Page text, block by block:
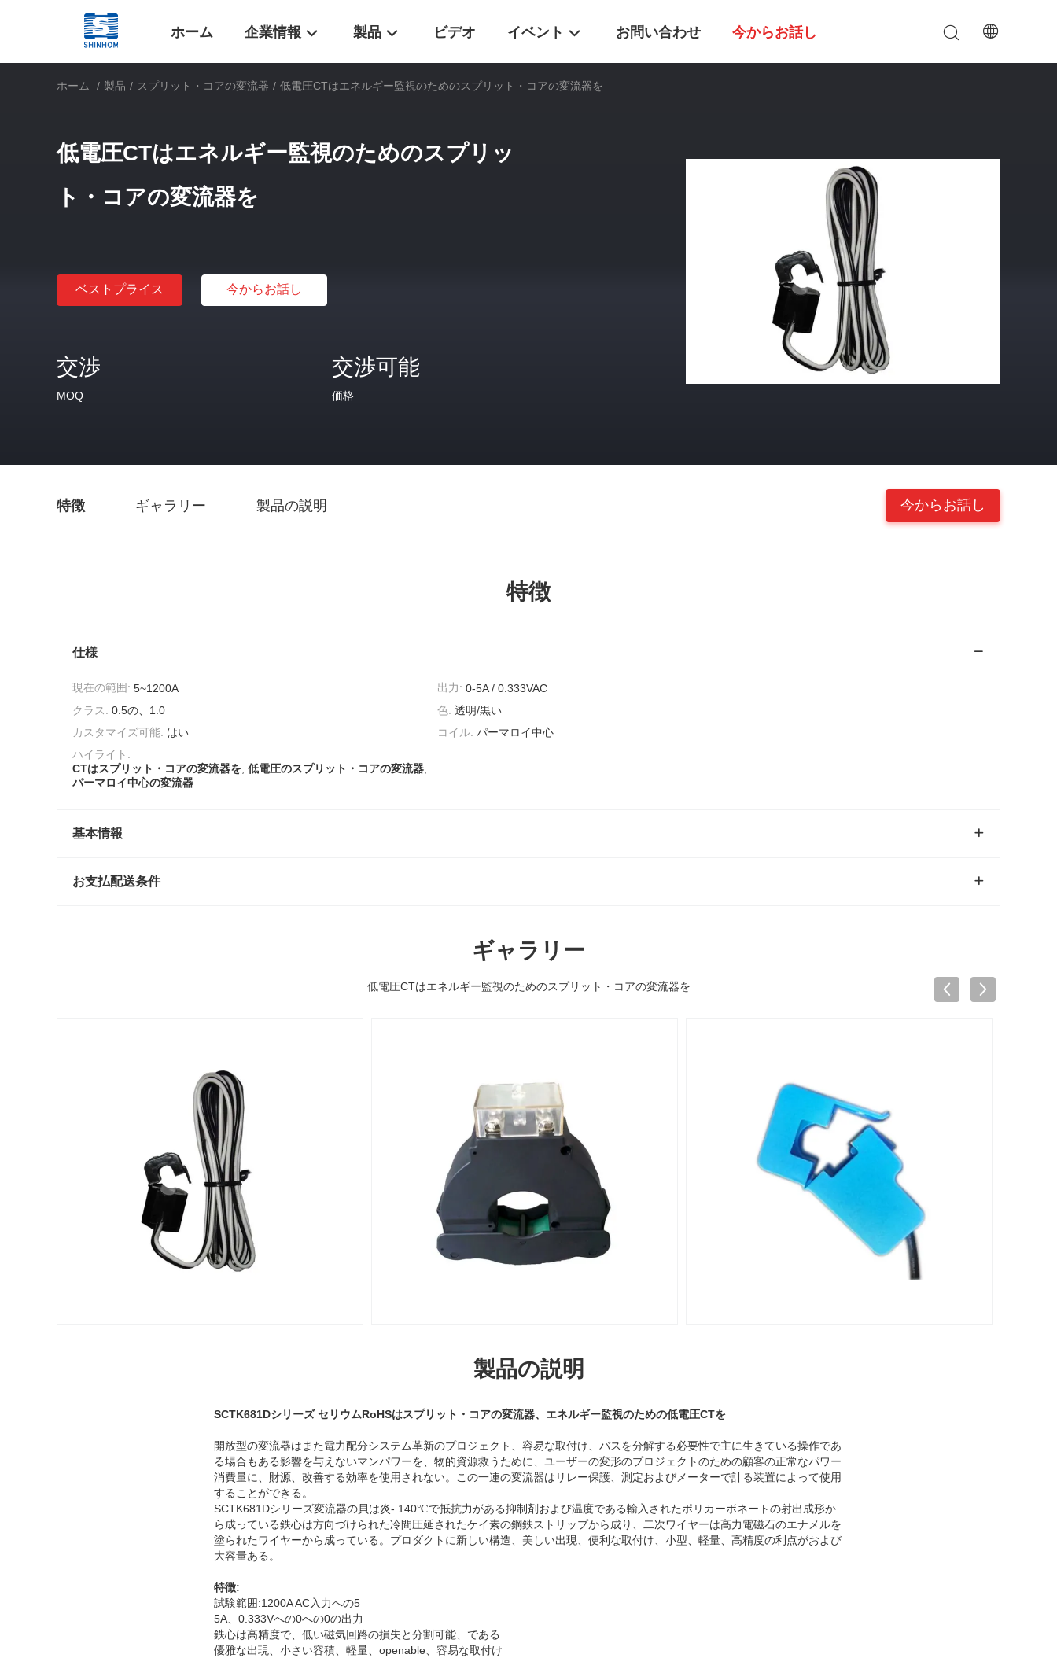
ホーム 企業情報 製品 ビデオ イベント お問い合わせ 今からお話し
ホーム / 製品 / スプリット・コアの変流器 / 低電圧CTはエネルギー監視のためのスプリット・コアの変流器を
低電圧CTはエネルギー監視のためのスプリッ
ト・コアの変流器を
ベストプライス 今からお話し
交渉
MOQ
交渉可能
価格
特徴 ギャラリー 製品の説明 今からお話し
特徴
仕様
現在の範囲: 5~1200A 出力: 0-5A / 0.333VAC
クラス: 0.5の、1.0 色: 透明/黒い
カスタマイズ可能: はい コイル: パーマロイ中心
ハイライト:
CTはスプリット・コアの変流器を 低電圧のスプリット・コアの変流器
パーマロイ中心の変流器
基本情報
お支払配送条件
ギャラリー
低電圧CTはエネルギー監視のためのスプリット・コアの変流器を
製品の説明
SCTK681Dシリーズ セリウムRoHSはスプリット・コアの変流器、エネルギー監視のための低電圧CTを
開放型の変流器はまた電力配分システム革新のプロジェクト、容易な取付け、バスを分解する必要性で主に生きている操作であ
る場合もある影響を与えないマンパワーを、物的資源救うために、ユーザーの変形のプロジェクトのための顧客の正常なパワー
消費量に、財源、改善する効率を使用されない。この一連の変流器はリレー保護、測定およびメーターで計る装置によって使用
することができる。
SCTK681Dシリーズ変流器の貝は炎- 140℃で抵抗力がある抑制剤および温度である輸入されたポリカーボネートの射出成形か
ら成っている鉄心は方向づけられた冷間圧延されたケイ素の鋼鉄ストリップから成り、二次ワイヤーは高力電磁石のエナメルを
塗られたワイヤーから成っている。プロダクトに新しい構造、美しい出現、便利な取付け、小型、軽量、高精度の利点がおよび
大容量ある。
特徴:
試験範囲:1200A AC入力への5
5A、0.333Vへの0への0の出力
鉄心は高精度で、低い磁気回路の損失と分割可能、である
優雅な出現、小さい容積、軽量、openable、容易な取付け